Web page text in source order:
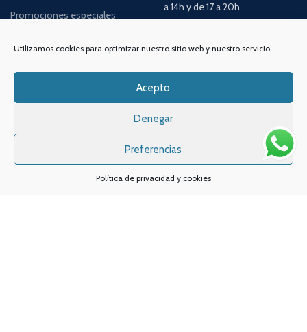
Utilizamos cookies para optimizar nuestro sitio web y nuestro servicio.
Acepto
Denegar
Preferencias
Política de privacidad y cookies
Promociones especiales
a 14h y de 17 a 20h
WATSSAPP:601 30 58 28